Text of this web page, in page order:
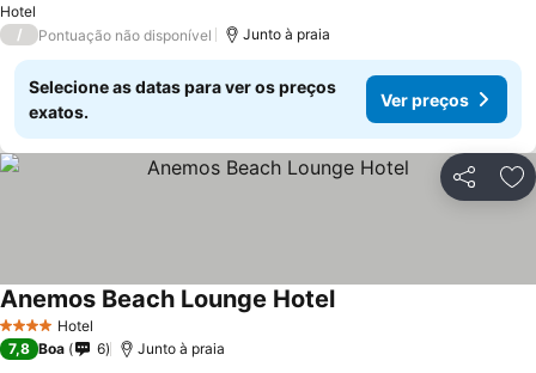
Hotel
/ Pontuação não disponível Junto à praia
Selecione as datas para ver os preços
exatos.
Ver preços
Partilhar
4 EstrelasHotel
Anemos Beach Lounge Hotel
7,8 Boa 6 Junto à praia